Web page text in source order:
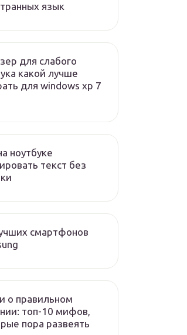
язык
для слабого
какой лучше
для windows xp 7
ноутбуке
текст без
смартфонов
о правильном
топ-10 мифов,
пора развеять